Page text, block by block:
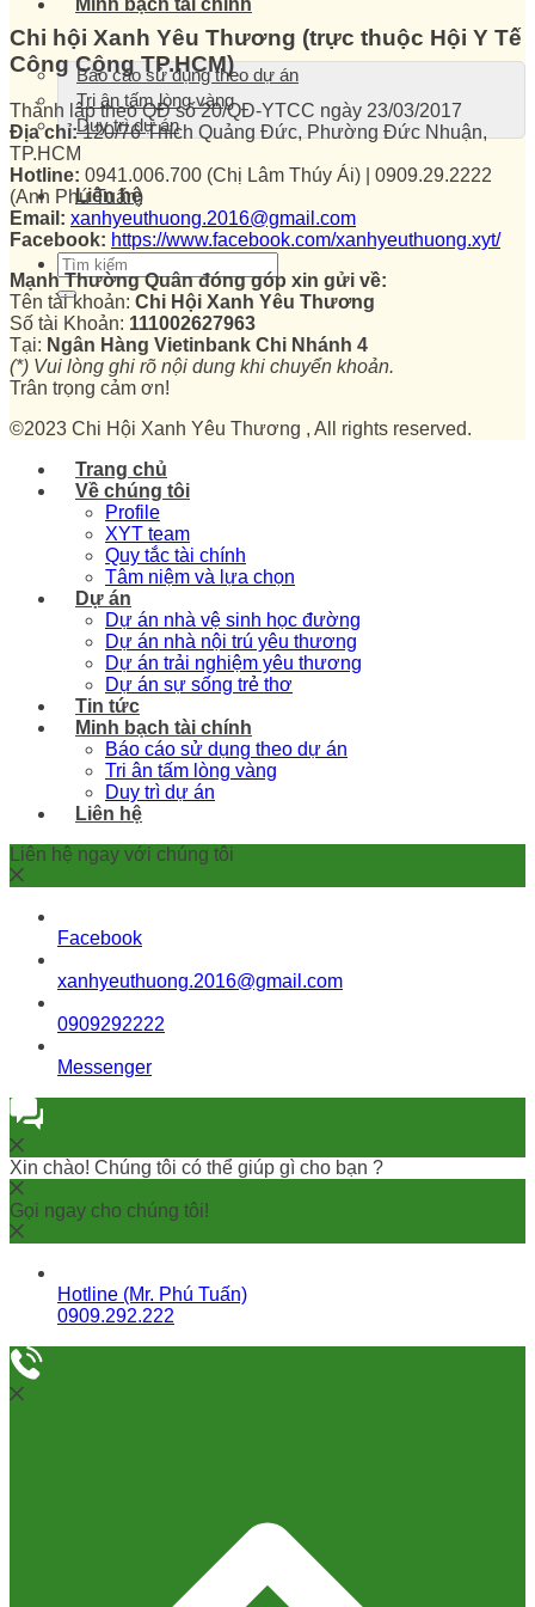
Minh bạch tài chính
Báo cáo sử dụng theo dự án
Tri ân tấm lòng vàng
Duy trì dự án
Liên hệ
Chi hội Xanh Yêu Thương (trực thuộc Hội Y Tế
Công Cộng TP.HCM)
Thành lập theo QĐ số 20/QĐ-YTCC ngày 23/03/2017
Địa chỉ:120/76 Thích Quảng Đức, Phường Đức Nhuận,
TP.HCM
Hotline: 0941.006.700 (Chị Lâm Thúy Ái) | 0909.29.2222
(Anh Phú Tuấn)
Email: xanhyeuthuong.2016@gmail.com
Facebook: https://www.facebook.com/xanhyeuthuong.xyt/
Mạnh Thường Quân đóng góp xin gửi về:
Tên tài khoản: Chi Hội Xanh Yêu Thương
Số tài Khoản: 111002627963
Tại: Ngân Hàng Vietinbank Chi Nhánh 4
(*) Vui lòng ghi rõ nội dung khi chuyển khoản.
Trân trọng cảm ơn!
©2023 Chi Hội Xanh Yêu Thương , All rights reserved.
Trang chủ
Về chúng tôi
Profile
XYT team
Quy tắc tài chính
Tâm niệm và lựa chọn
Dự án
Dự án nhà vệ sinh học đường
Dự án nhà nội trú yêu thương
Dự án trải nghiệm yêu thương
Dự án sự sống trẻ thơ
Tin tức
Minh bạch tài chính
Báo cáo sử dụng theo dự án
Tri ân tấm lòng vàng
Duy trì dự án
Liên hệ
Liên hệ ngay với chúng tôi
Facebook
xanhyeuthuong.2016@gmail.com
0909292222
Messenger
Xin chào! Chúng tôi có thể giúp gì cho bạn ?
Gọi ngay cho chúng tôi!
Hotline (Mr. Phú Tuấn)
0909.292.222